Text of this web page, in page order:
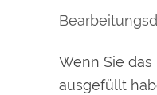
Wenn Sie
ausgefüllt